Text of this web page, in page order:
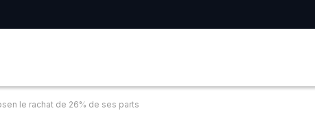
le rachat de 26% de ses parts